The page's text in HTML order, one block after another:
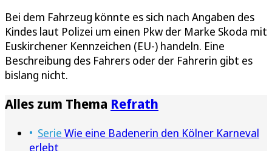
Bei dem Fahrzeug könnte es sich nach Angaben des
Kindes laut Polizei um einen Pkw der Marke Skoda mit
Euskirchener Kennzeichen (EU-) handeln. Eine
Beschreibung des Fahrers oder der Fahrerin gibt es
bislang nicht.
Alles zum Thema Refrath
Serie Wie eine Badenerin den Kölner Karneval
erlebt